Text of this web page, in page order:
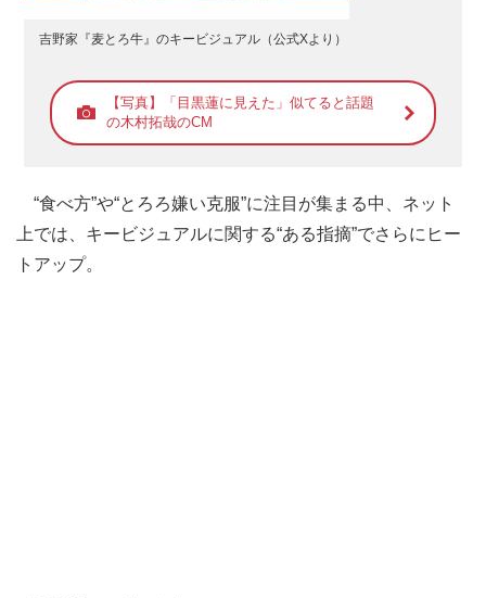
吉野家『麦とろ牛』のキービジュアル（公式Xより）
【写真】「目黒蓮に見えた」似てると話題
の木村拓哉のCM
“食べ方”や“とろろ嫌い克服”に注目が集まる中、ネット
上では、キービジュアルに関する“ある指摘”でさらにヒー
トアップ。